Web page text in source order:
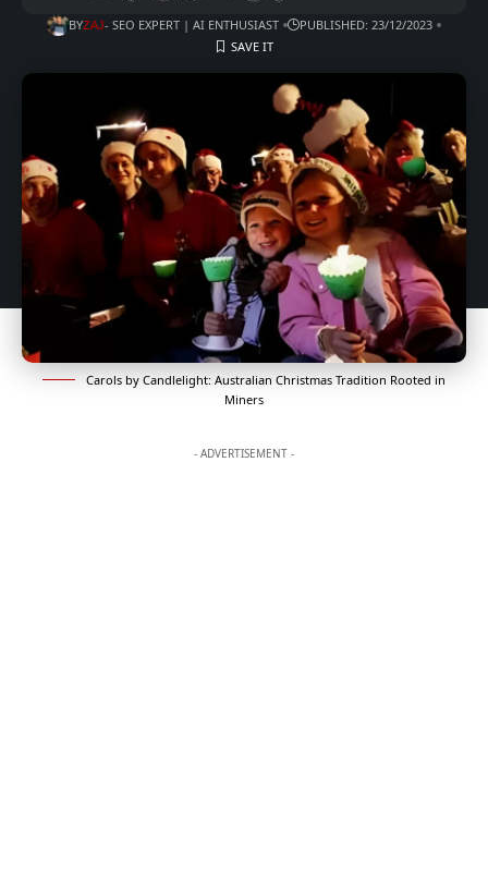
BYZAJ- SEO EXPERT | AI ENTHUSIAST PUBLISHED: 23/12/2023
Carols by Candlelight: Australian Christmas Tradition Rooted in
Miners
- ADVERTISEMENT -